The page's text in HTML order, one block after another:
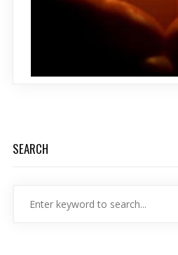
SEARCH